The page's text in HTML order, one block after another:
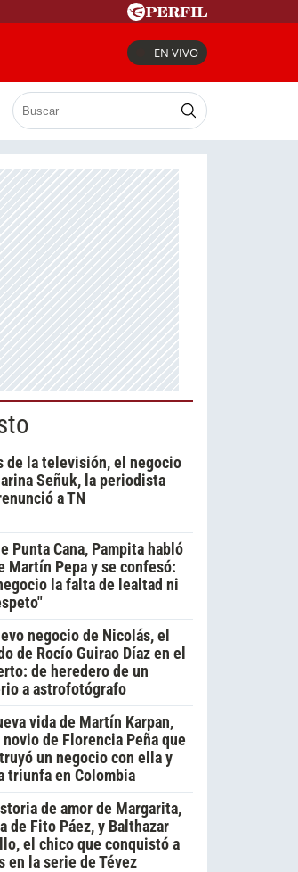
EN VIVO
de la televisión, el negocio
Señuk, la periodista
a TN
Punta Cana, Pampita habló
Martín Pepa y se confesó:
la falta de lealtad ni
negocio de Nicolás, el
de Rocío Guirao Díaz en el
de heredero de un
a astrofotógrafo
vida de Martín Karpan,
de Florencia Peña que
un negocio con ella y
triunfa en Colombia
de amor de Margarita,
de Fito Páez, y Balthazar
el chico que conquistó a
en la serie de Tévez